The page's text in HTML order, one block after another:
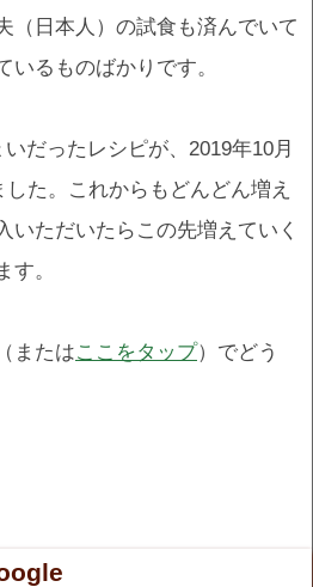
（日本人）の試食も済んでいて
いるものばかりです。
だったレシピが、2019年10月
た。これからもどんどん増え
ただいたらこの先増えていく
す。
またはここをタップ）でどう